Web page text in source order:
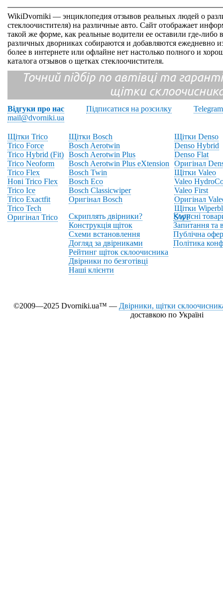
WikiDvorniki — энциклопедия отзывов реальных людей о
стеклоочистителя) на различные авто. Сайт отображает
такой же форме, как реальные водители ее оставили где-либо
различных дворниках собираются и добавляются ежедневно
более в интернете или офлайне нет настолько полного и
каталога отзывов о щетках стеклоочистителя.
Точний підбір по автівці та
щітки
Відгуки про нас Підписатися на розсилку
Telegram
mail@dvorniki.ua
Щітки Trico
Trico Force
Trico Hybrid (Fit)
Trico Neoform
Trico Flex
Нові Trico Flex
Trico Ice
Trico Exactfit
Trico Tech
Оригінал Trico
Щітки Bosch
Bosch Aerotwin
Bosch Aerotwin Plus
Bosch Aerotwin Plus eXtension
Bosch Twin
Bosch Eco
Bosch Classicwiper
Оригінал Bosch
Щітки Denso
Denso Hybrid
Denso Flat
Оригінал
Щітки Valeo
Valeo
Valeo First
Оригінал
Щітки
SWF
Скриплять двірники?
Конструкція щіток
Схеми встановлення
Догляд за двірниками
Рейтинг щіток склоочисника
Двірники по безготівці
Наші клієнти
Корисні
Запитання та
Публічна
Політика
©2009—2025 Dvorniki.ua™ — Двірники, щітки
доставкою по Україні